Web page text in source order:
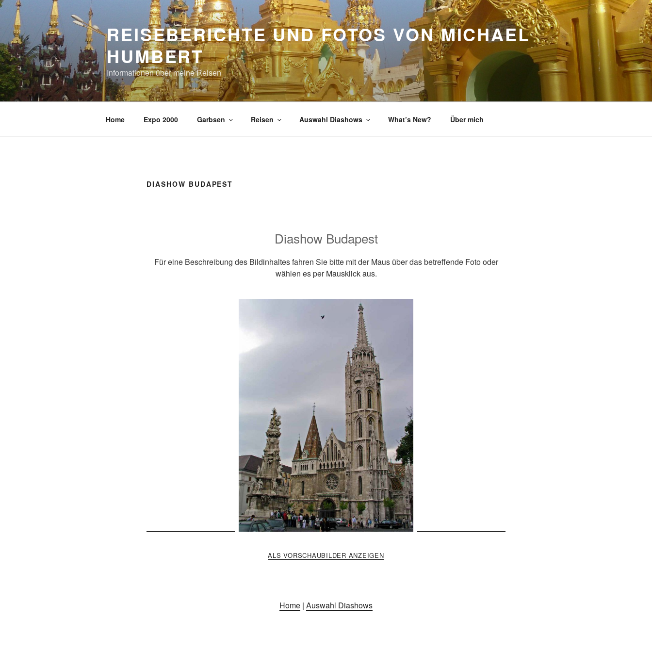
Zum
Inhalt
springen
REISEBERICHTE UND FOTOS VON MICHAEL
HUMBERT
Informationen über meine Reisen
Home Expo 2000 Garbsen Reisen Auswahl Diashows What’s New? Über mich
DIASHOW BUDAPEST
Diashow Budapest
Für eine Beschreibung des Bildinhaltes fahren Sie bitte mit der Maus über das betreffende Foto oder
wählen es per Mausklick aus.
ALS VORSCHAUBILDER ANZEIGEN
Home | Auswahl Diashows